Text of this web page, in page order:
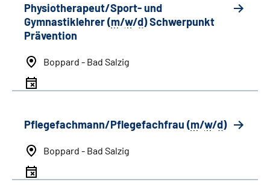
Physiotherapeut/Sport- und
Gymnastiklehrer (m/w/d) Schwerpunkt
Prävention
Boppard - Bad Salzig
Pflegefachmann/Pflegefachfrau (m/w/d)
Boppard - Bad Salzig